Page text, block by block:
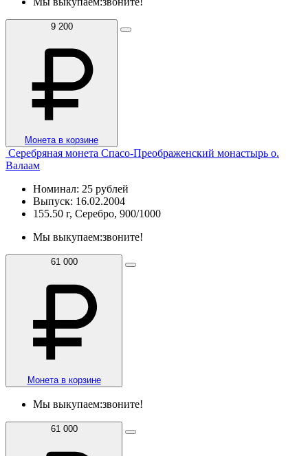
9 200
Монета в корзине
Серебряная монета Спасо-Преображенский монастырь о.
Валаам
Номинал: 25 рублей
Выпуск: 16.02.2004
155.50 г, Серебро, 900/1000
Мы выкупаем:звоните!
61 000
Монета в корзине
Мы выкупаем:звоните!
61 000